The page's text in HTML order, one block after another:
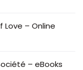
Love – Online
– eBooks